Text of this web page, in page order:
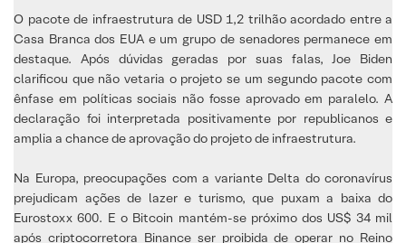
O pacote de infraestrutura de USD 1,2 trilhão acordado entre a
Casa Branca dos EUA e um grupo de senadores permanece em
destaque. Após dúvidas geradas por suas falas, Joe Biden
clarificou que não vetaria o projeto se um segundo pacote com
ênfase em políticas sociais não fosse aprovado em paralelo. A
declaração foi interpretada positivamente por republicanos e
amplia a chance de aprovação do projeto de infraestrutura.
Na Europa, preocupações com a variante Delta do coronavírus
prejudicam ações de lazer e turismo, que puxam a baixa do
Eurostoxx 600. E o Bitcoin mantém-se próximo dos US$ 34 mil
após criptocorretora Binance ser proibida de operar no Reino